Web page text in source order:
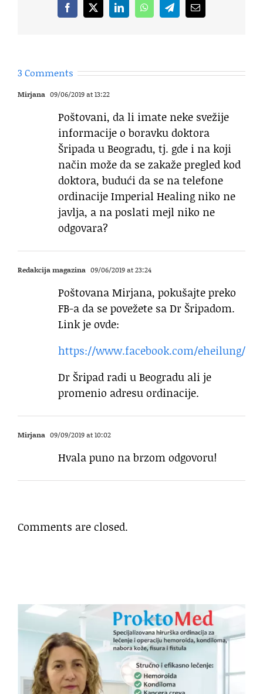
Facebook
X LinkedInWhatsAppTelegramEmail
3 Comments
Mirjana 09/06/2019 at 13:22
Poštovani, da li imate neke svežije
informacije o boravku doktora
Šripada u Beogradu, tj. gde i na koji
način može da se zakaže pregled kod
doktora, budući da se na telefone
ordinacije Imperial Healing niko ne
javlja, a na poslati mejl niko ne
odgovara?
Redakcija magazina 09/06/2019 at 23:24
Poštovana Mirjana, pokušajte preko
FB-a da se povežete sa Dr Šripadom.
Link je ovde:
https://www.facebook.com/eheilung/
Dr Šripad radi u Beogradu ali je
promenio adresu ordinacije.
Mirjana 09/09/2019 at 10:02
Hvala puno na brzom odgovoru!
Comments are closed.